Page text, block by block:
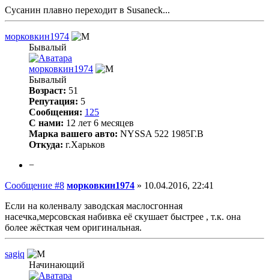
Сусанин плавно переходит в Susaneck...
морковкин1974
Бывалый
морковкин1974
Бывалый
Возраст: 51
Репутация: 5
Сообщения: 125
С нами: 12 лет 6 месяцев
Марка вашего авто: NYSSA 522 1985Г.В
Откуда: г.Харьков
−
Сообщение #8 морковкин1974 » 10.04.2016, 22:41
Если на коленвалу заводская маслосгонная
насечка,мерсовская набивка её скушает быстрее , т.к. она
более жёсткая чем оригинальная.
sagiq
Начинающий